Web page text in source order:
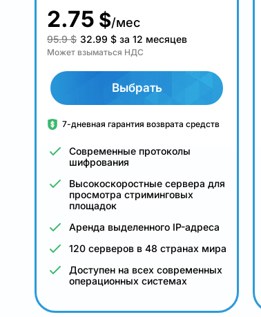
2.75 $/мес
95.9 $ 32.99 $ за 12 месяцев
Может взыматься НДС
Выбрать
7-дневная гарантия возврата средств
Современные протоколы
шифрования
Высокоскоростные сервера для
просмотра стриминговых
площадок
Аренда выделенного IP-адреса
120 серверов в 48 странах мира
Доступен на всех современных
операционных системах